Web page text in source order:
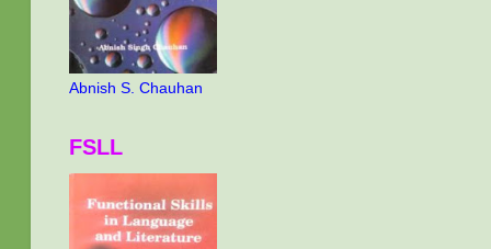
Abnish S. Chauhan
FSLL